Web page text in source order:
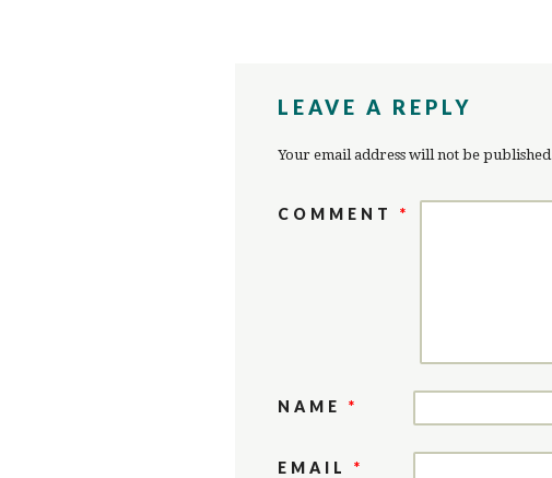
LEAVE A REPLY
Your email address will not be
COMMENT *
NAME *
EMAIL *